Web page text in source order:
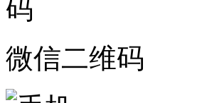
微信二维码